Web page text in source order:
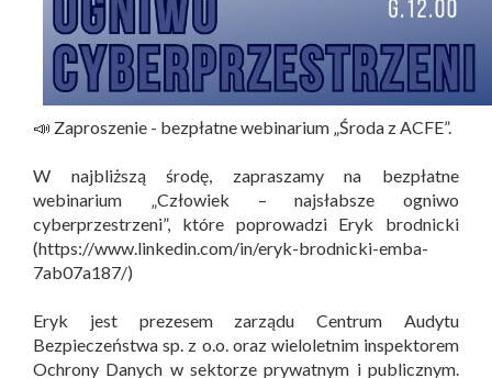
📣 Zaproszenie - bezpłatne webinarium „Środa z ACFE”.
W najbliższą środę, zapraszamy na bezpłatne
webinarium „Człowiek – najsłabsze ogniwo
cyberprzestrzeni”, które poprowadzi Eryk brodnicki
(https://www.linkedin.com/in/eryk-brodnicki-emba-
7ab07a187/)
Eryk jest prezesem zarządu Centrum Audytu
Bezpieczeństwa sp. z o.o. oraz wieloletnim inspektorem
Ochrony Danych w sektorze prywatnym i publicznym.